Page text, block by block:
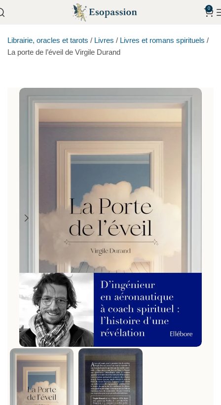
0
Librairie, oracles et tarots / Livres / Livres et romans spirituels /
La porte de l’éveil de Virgile Durand